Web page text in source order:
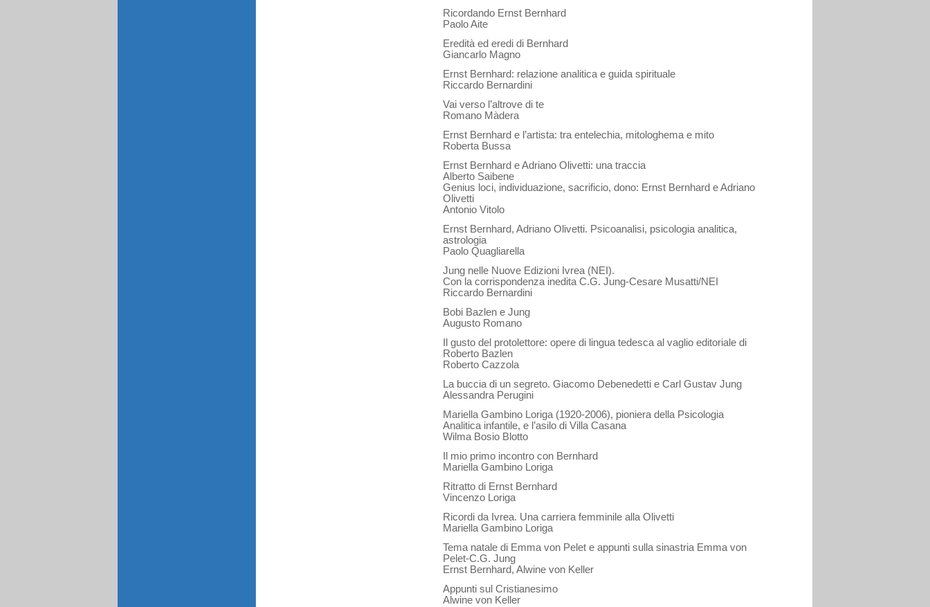
Ricordando Ernst Bernhard
Paolo Aite
Eredità ed eredi di Bernhard
Giancarlo Magno
Ernst Bernhard: relazione analitica e guida spirituale
Riccardo Bernardini
Vai verso l’altrove di te
Romano Màdera
Ernst Bernhard e l’artista: tra entelechia, mitologhema e mito
Roberta Bussa
Ernst Bernhard e Adriano Olivetti: una traccia
Alberto Saibene
Genius loci, individuazione, sacrificio, dono: Ernst Bernhard e Adriano
Olivetti
Antonio Vitolo
Ernst Bernhard, Adriano Olivetti. Psicoanalisi, psicologia analitica,
astrologia
Paolo Quagliarella
Jung nelle Nuove Edizioni Ivrea (NEI).
Con la corrispondenza inedita C.G. Jung-Cesare Musatti/NEI
Riccardo Bernardini
Bobi Bazlen e Jung
Augusto Romano
Il gusto del protolettore: opere di lingua tedesca al vaglio editoriale di
Roberto Bazlen
Roberto Cazzola
La buccia di un segreto. Giacomo Debenedetti e Carl Gustav Jung
Alessandra Perugini
Mariella Gambino Loriga (1920-2006), pioniera della Psicologia
Analitica infantile, e l’asilo di Villa Casana
Wilma Bosio Blotto
Il mio primo incontro con Bernhard
Mariella Gambino Loriga
Ritratto di Ernst Bernhard
Vincenzo Loriga
Ricordi da Ivrea. Una carriera femminile alla Olivetti
Mariella Gambino Loriga
Tema natale di Emma von Pelet e appunti sulla sinastria Emma von
Pelet-C.G. Jung
Ernst Bernhard, Alwine von Keller
Appunti sul Cristianesimo
Alwine von Keller